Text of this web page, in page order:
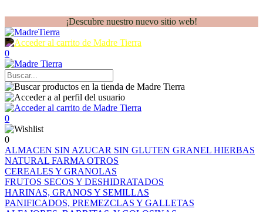
¡Descubre nuestro nuevo sitio web!
0
0
0
ALMACEN SIN AZUCAR SIN GLUTEN GRANEL HIERBAS
NATURAL FARMA OTROS
CEREALES Y GRANOLAS
FRUTOS SECOS Y DESHIDRATADOS
HARINAS, GRANOS Y SEMILLAS
PANIFICADOS, PREMEZCLAS Y GALLETAS